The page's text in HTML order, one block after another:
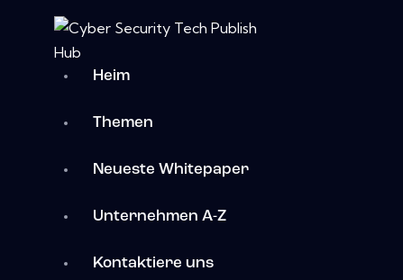
Heim
Themen
Neueste Whitepaper
Unternehmen A-Z
Kontaktiere uns